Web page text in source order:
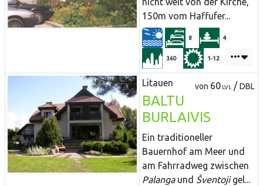
150m vom Haffufer...
8 4
360 1-12
Litauen von 60 LVL /DBL
BALTU
BURLAIVIS
Ein traditioneller
Bauernhof am Meer und
am Fahrradweg zwischen
Palangaund Šventojigel...